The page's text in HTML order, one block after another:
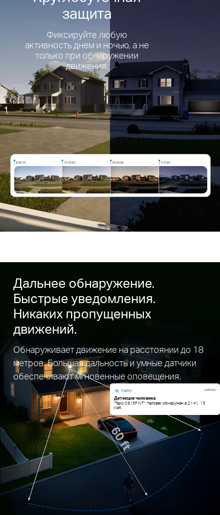
защита
Фиксируйте любую
активность днем и ночью, а не
только при обнаружении
движения.
Дальнее обнаружение.
Быстрые уведомления.
Никаких пропущенных
движений.
Обнаруживает движение на расстоянии до 18
метров. Большая дальность и умные датчики
обеспечивают мгновенные оповещения.
сейчас
Детекция человека
"Tapo C615F KIT": Человек обнаружен в 21:41, 15
мая.